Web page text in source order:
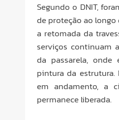
Segundo o DNIT,
de proteção ao
a retomada da
serviços continuam
da passarela, onde
pintura da estrutura.
em andamento, a
permanece liberada.